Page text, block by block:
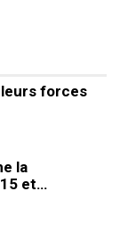
leurs forces
la
et…